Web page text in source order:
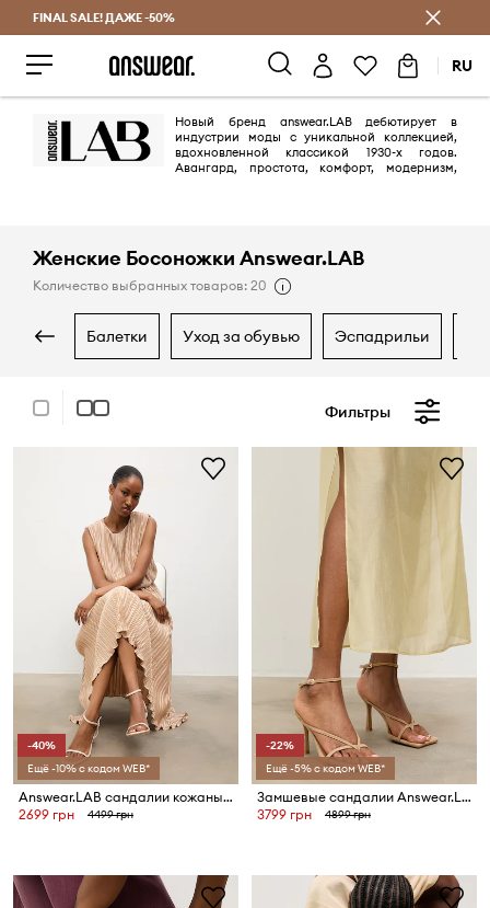
FINAL SALE! ДАЖЕ -50%
RU
Новый бренд answear.LAB дебютирует в
индустрии моды с уникальной коллекцией,
вдохновленной классикой 1930-х годов.
Авангард, простота, комфорт, модернизм,
Женские Босоножки Answear.LAB
Количество выбранных товаров: 20
балетки уход за обувью эспадрильи
Фильтры
-40%
Ещё -10% с кодом WEB*
Answear.LAB сандалии кожаные
2699 грн
4499 грн
-22%
Ещё -5% с кодом WEB*
Замшевые сандалии Answear.LAB с коллекции Unscripted
3799 грн
4899 грн